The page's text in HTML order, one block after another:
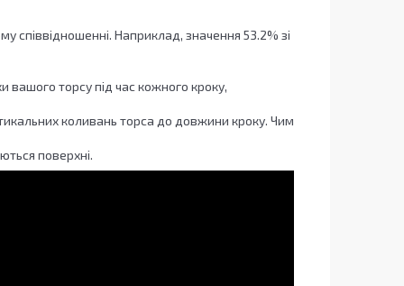
співвідношенні. Наприклад, значення 53.2% зі
вашого торсу під час кожного кроку,
коливань торса до довжини кроку. Чим
поверхні.